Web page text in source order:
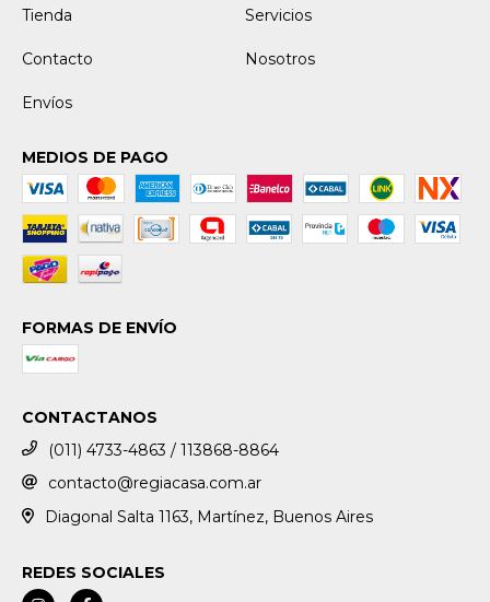
Tienda Servicios
Contacto Nosotros
Envíos
MEDIOS DE PAGO
FORMAS DE ENVÍO
CONTACTANOS
(011) 4733-4863 / 113868-8864
contacto@regiacasa.com.ar
Diagonal Salta 1163, Martínez, Buenos Aires
REDES SOCIALES